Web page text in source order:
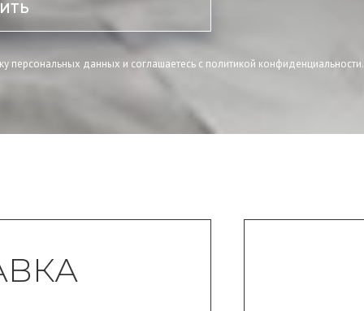
персональных данных и соглашаетесь c политикой конфиденциальности.